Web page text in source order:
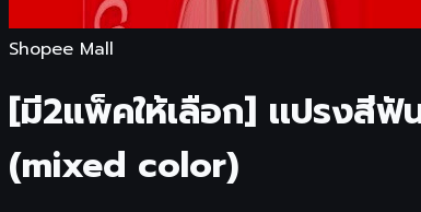
Shopee Mall
[มี2แพ็คให้เลือก] เเปรงสี
(mixed color)